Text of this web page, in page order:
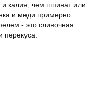
калия, чем шпинат или
и меди примерно
- это сливочная
перекуса.